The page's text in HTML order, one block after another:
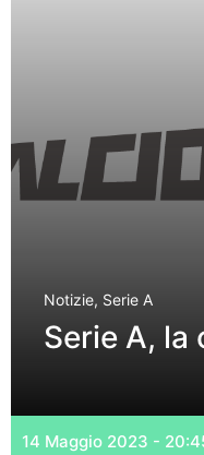
Notizie, Serie A
Serie A, la
14 Maggio 2023 -